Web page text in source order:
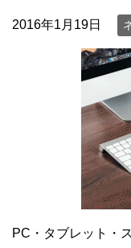
2016年1月19日
PC・タブレット・